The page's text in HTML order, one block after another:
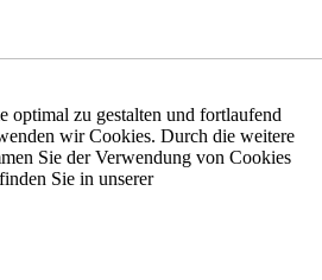
optimal zu gestalten und fortlaufend
wir Cookies. Durch die weitere
Sie der Verwendung von Cookies
Sie in unserer